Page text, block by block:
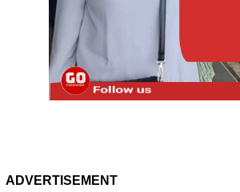
ADVERTISEMENT